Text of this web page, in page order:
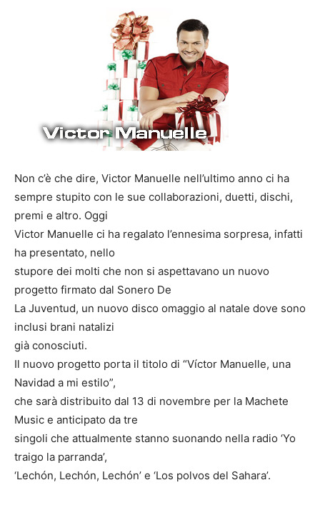
Non c’è che dire, Victor Manuelle nell’ultimo anno ci ha
sempre stupito con le sue collaborazioni, duetti, dischi,
premi e altro. Oggi
Victor Manuelle ci ha regalato l’ennesima sorpresa, infatti
ha presentato, nello
stupore dei molti che non si aspettavano un nuovo
progetto firmato dal Sonero De
La Juventud, un nuovo disco omaggio al natale dove sono
inclusi brani natalizi
già conosciuti.
Il nuovo progetto porta il titolo di “Víctor Manuelle, una
Navidad a mi estilo”,
che sarà distribuito dal 13 di novembre per la Machete
Music e anticipato da tre
singoli che attualmente stanno suonando nella radio ‘Yo
traigo la parranda’,
‘Lechón, Lechón, Lechón’ e ‘Los polvos del Sahara’.